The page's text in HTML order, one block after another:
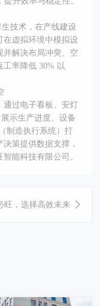
技术，在产线建设
在虚拟环境中模拟设
并解决布局冲突、空
率降低 30% 以
通过电子看板、安灯
示生产进度、设备
制造执行系统）打
策提供数据支撑，
能科技有限公司。
旺，选择高效未来